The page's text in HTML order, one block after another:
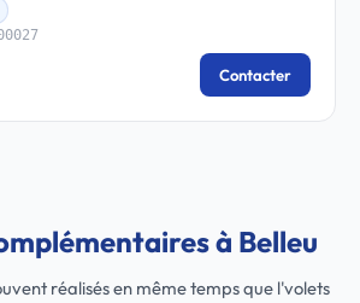
Contacter
à Belleu
réalisés en même temps que l'volets